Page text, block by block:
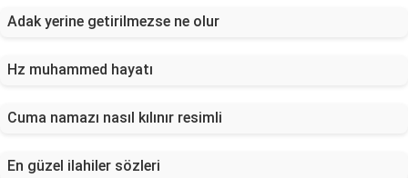
Adak yerine getirilmezse ne olur
Hz muhammed hayatı
Cuma namazı nasıl kılınır resimli
En güzel ilahiler sözleri